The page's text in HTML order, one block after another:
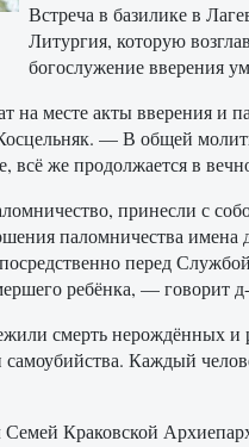
Встреча в базилике в
Литургия, которую
богослужение вверения
месте акты вверения и
— В общей
всё же продолжается в
принесли с
паломничества
перед
ребёнка, — говорит
смерть
Каждый
Краковской